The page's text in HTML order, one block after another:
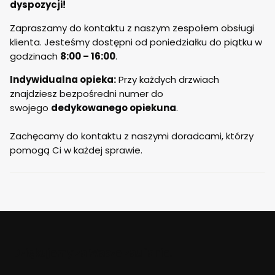
Firma kurierska z której usług
korzysta stoldrew również wypadła
pozytywnie, kurier był miły i spokojnie
zaczekał aż wszystko sprawdziliśmy.
dyspozycji!
Zapraszamy do kontaktu z naszym zespołem obsługi
klienta. Jesteśmy dostępni od poniedziałku do piątku w
godzinach 8:00 – 16:00.
Indywidualna opieka:Przy każdych drzwiach
znajdziesz bezpośredni numer do
swojego dedykowanego opiekuna.
Zachęcamy do kontaktu z naszymi doradcami, którzy
pomogą Ci w każdej sprawie.